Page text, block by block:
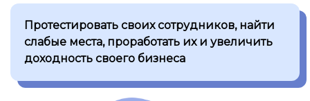
Протестировать своих сотрудников, найти
слабые места, проработать их и увеличить
доходность своего бизнеса